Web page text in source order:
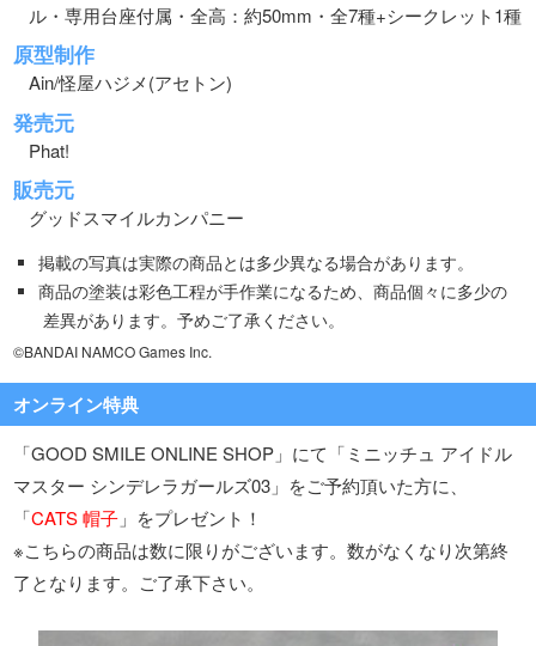
ル・専用台座付属・全高：約50mm・全7種+シークレット1種
原型制作
Ain/怪屋ハジメ(アセトン)
発売元
Phat!
販売元
グッドスマイルカンパニー
掲載の写真は実際の商品とは多少異なる場合があります。
商品の塗装は彩色工程が手作業になるため、商品個々に多少の
差異があります。予めご了承ください。
©BANDAI NAMCO Games Inc.
オンライン特典
「GOOD SMILE ONLINE SHOP」にて「ミニッチュ アイドル
マスター シンデレラガールズ03」をご予約頂いた方に、
「CATS 帽子 」をプレゼント！
※こちらの商品は数に限りがございます。数がなくなり次第終
了となります。ご了承下さい。